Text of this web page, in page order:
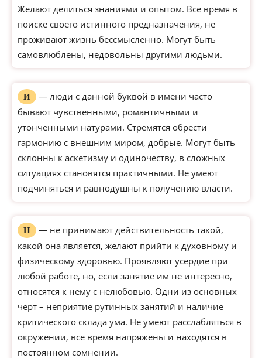
Желают делиться знаниями и опытом. Все время в
поиске своего истинного предназначения, не
проживают жизнь бессмысленно. Могут быть
самовлюблены, недовольны другими людьми.
И
— люди с данной буквой в имени часто
бывают чувственными, романтичными и
утонченными натурами. Стремятся обрести
гармонию с внешним миром, добрые. Могут быть
склонны к аскетизму и одиночеству, в сложных
ситуациях становятся практичными. Не умеют
подчиняться и равнодушны к получению власти.
Н
— не принимают действительность такой,
какой она является, желают прийти к духовному и
физическому здоровью. Проявляют усердие при
любой работе, но, если занятие им не интересно,
относятся к нему с нелюбовью. Одни из основных
черт – неприятие рутинных занятий и наличие
критического склада ума. Не умеют расслабляться в
окружении, все время напряжены и находятся в
постоянном сомнении.